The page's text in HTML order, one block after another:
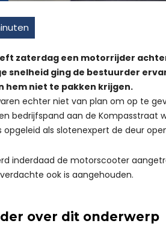
zaterdag een motorrijder
snelheid ging de bestuurder
hem niet te pakken krijgen.
echter niet van plan om op te
bedrijfspand aan de Kompasstraat
opgeleid als slotenexpert de deur
inderdaad de motorscooter
ook is aangehouden.
over dit onderwerp